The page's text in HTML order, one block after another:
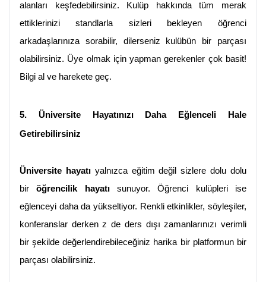
alanları keşfedebilirsiniz. Kulüp hakkında tüm merak
ettiklerinizi standlarla sizleri bekleyen öğrenci
arkadaşlarınıza sorabilir, dilerseniz kulübün bir parçası
olabilirsiniz. Üye olmak için yapman gerekenler çok basit!
Bilgi al ve harekete geç.
5. Üniversite Hayatınızı Daha Eğlenceli Hale
Getirebilirsiniz
Üniversite hayatı yalnızca eğitim değil sizlere dolu dolu
bir öğrencilik hayatı sunuyor. Öğrenci kulüpleri ise
eğlenceyi daha da yükseltiyor. Renkli etkinlikler, söyleşiler,
konferanslar derken z de ders dışı zamanlarınızı verimli
bir şekilde değerlendirebileceğiniz harika bir platformun bir
parçası olabilirsiniz.